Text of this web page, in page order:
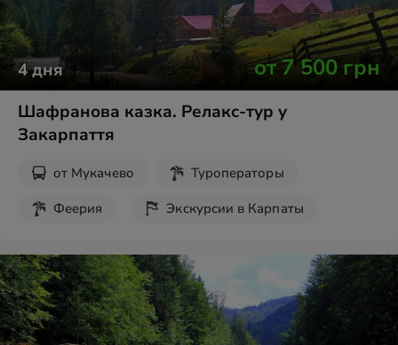
4дня от7 500 грн
Шафранова казка. Релакс-тур у
Закарпаття
от Мукачево
Туроператоры
Феерия
Экскурсии в Карпаты